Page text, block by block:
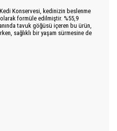
Konservesi, kedinizin beslenme
formüle edilmiştir. %55,9
tavuk göğüsü içeren bu ürün,
sağlıklı bir yaşam sürmesine de